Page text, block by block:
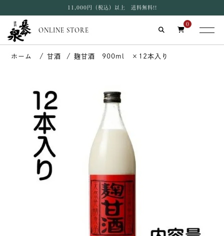
11,000円（税込）以上 送料無料!!
ONLINE STORE
0
甘酒 麹甘酒 900ml ×12本入り